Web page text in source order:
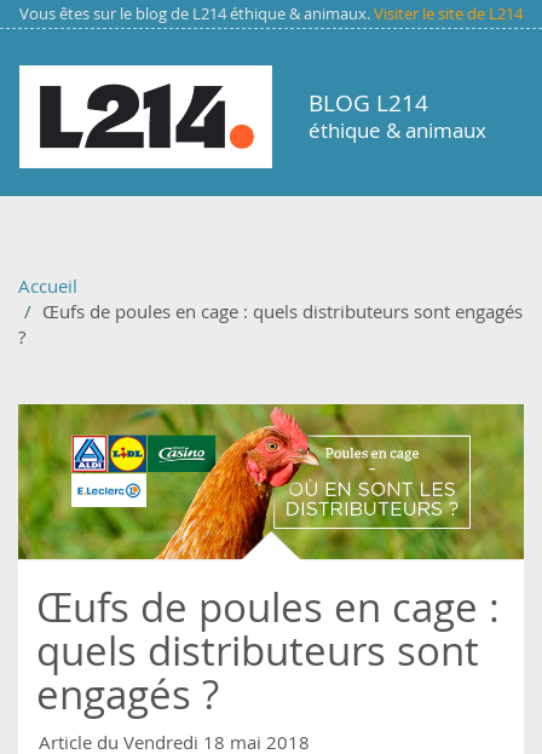
Aller au contenu principal
Vous êtes sur le blog de L214 éthique & animaux.Visiter le site de L214
BLOG L214
éthique & animaux
Accueil
Œufs de poules en cage : quels distributeurs sont engagés
?
Œufs de poules en cage :
quels distributeurs sont
engagés ?
Article du Vendredi 18 mai 2018